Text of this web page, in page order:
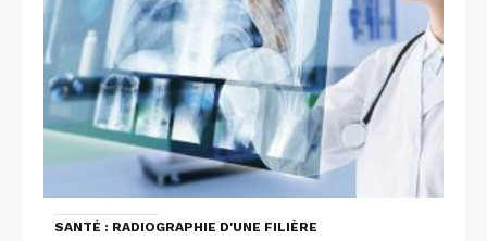
SANTÉ : RADIOGRAPHIE D'UNE FILIÈRE